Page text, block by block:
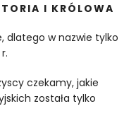
I KRÓLOWA
dlatego w nazwie tylko
czekamy, jakie
została tylko